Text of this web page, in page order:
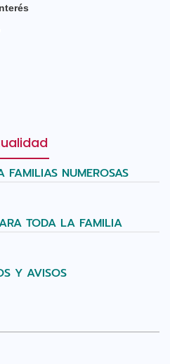
FAMILIAS NUMEROSAS
TODA LA FAMILIA
Y AVISOS